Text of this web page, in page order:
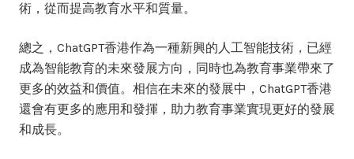
術，從而提高教育水平和質量。
總之，ChatGPT香港作為一種新興的人工智能技術，已經
成為智能教育的未來發展方向，同時也為教育事業帶來了
更多的效益和價值。相信在未來的發展中，ChatGPT香港
還會有更多的應用和發揮，助力教育事業實現更好的發展
和成長。